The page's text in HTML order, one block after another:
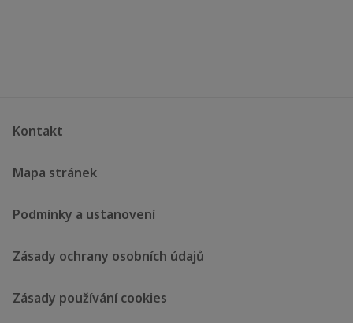
Kontakt
Mapa stránek
Podmínky a ustanovení
Zásady ochrany osobních údajů
Zásady používání cookies